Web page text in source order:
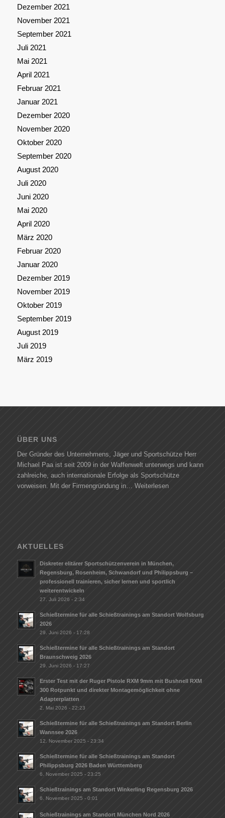
Dezember 2021
November 2021
September 2021
Juli 2021
Mai 2021
April 2021
Februar 2021
Januar 2021
Dezember 2020
November 2020
Oktober 2020
September 2020
August 2020
Juli 2020
Juni 2020
Mai 2020
April 2020
März 2020
Februar 2020
Januar 2020
Dezember 2019
November 2019
Oktober 2019
September 2019
August 2019
Juli 2019
März 2019
ÜBER UNS
Der Gründer des Unternehmens, Jäger und Sportschütze Herr
Michael Paa ist seit 2009 in der Waffenwelt unterwegs und kann
zahlreiche, auch internationale Erfolge als Sportschütze
vorweisen. Mit der Firmengründung in… Weiterlesen
AKTUELLES
Diskreter elitärer Sportschützenverein in München,
Regensburg, Rosenheim, Schwandorf und Philippsburg –
professionell trainieren, sicher lernen und sportlich
weiterentwickeln
27. Juli 2026 - 2:34
Schießtermine für alle Schießtrainings am Standort Wolfsburg
2026
29. Juni 2026 - 17:28
Schießtermine für alle Schießtrainings am Standort
Braunschweig 2026
29. Juni 2026 - 17:27
Erster Test mit der Ruger Pistole RXM 9mm mit Bushnell RXM
300 Rotpunkt und direkter Montagemöglichkeit ohne
Adapterplatten
2. Mai 2026 - 22:23
Schießtermine für alle Schießtrainings am Standort Berlin
Wannsee 2026
12. November 2025 - 23:34
Schießtermine für alle Schießtrainings am Standort
Philippsburg 2026 Baden Württemberg
6. November 2025 - 23:25
Schießtrainings am Standort Winkerling Regensburg 2026
6. November 2025 - 0:01
Schießtrainings am Standort München Nord 2026